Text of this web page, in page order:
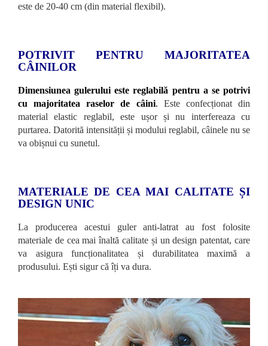
este de 20-40 cm (din material flexibil).
POTRIVIT PENTRU MAJORITATEA
CÂINILOR
Dimensiunea gulerului este reglabilă pentru a se potrivi
cu majoritatea raselor de câini. Este confecționat din
material elastic reglabil, este ușor și nu interfereaza cu
purtarea. Datorită intensității și modului reglabil, câinele nu se
va obișnui cu sunetul.
MATERIALE DE CEA MAI CALITATE ȘI
DESIGN UNIC
La producerea acestui guler anti-latrat au fost folosite
materiale de cea mai înaltă calitate și un design patentat, care
va asigura funcționalitatea și durabilitatea maximă a
produsului. Ești sigur că îți va dura.